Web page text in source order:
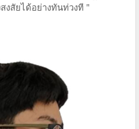
สัยได้อย่างทันท่วงที "